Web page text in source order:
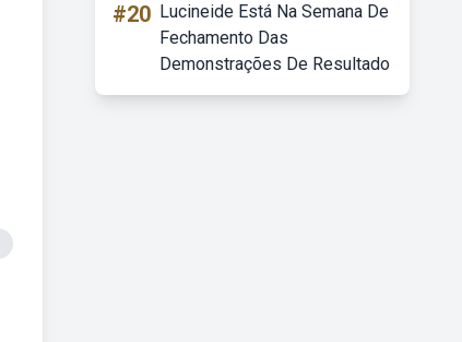
#20 Lucineide Está Na Semana De
Fechamento Das
Demonstrações De Resultado